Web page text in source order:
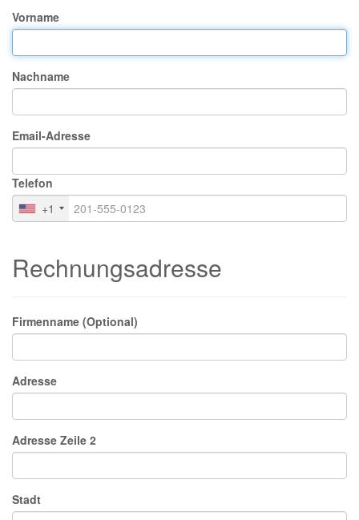
Vorname
Nachname
Email-Adresse
Telefon
+1
Rechnungsadresse
Firmenname (Optional)
Adresse
Adresse Zeile 2
Stadt